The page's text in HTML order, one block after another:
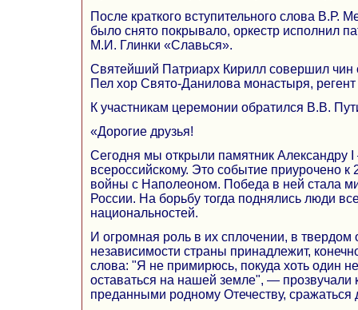
После краткого вступительного слова В.Р.
было снято покрывало, оркестр исполнил
М.И. Глинки «Славься».
Святейший Патриарх Кирилл совершил чин
Пел хор Свято-Данилова монастыря,
К участникам церемонии обратился В.В.
«Дорогие друзья!
Сегодня мы открыли памятник Александру
всероссийскому. Это событие приурочено к
войны с Наполеоном. Победа в ней стала
России. На борьбу тогда поднялись люди
национальностей.
И огромная роль в их сплочении, в твердом
независимости страны принадлежит,
слова: "Я не примирюсь, покуда хоть один
оставаться на нашей земле", — прозвучали
преданными родному Отечеству, сражаться